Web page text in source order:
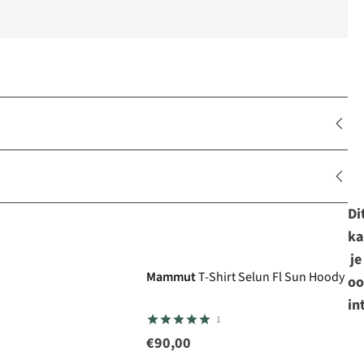
MammutT-Shirt Selun Fl Sun Hoody
1
€90,00
je